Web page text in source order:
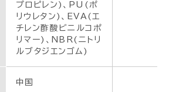
プロピレン)、PU(ポ
リウレタン)、EVA(エ
チレン酢酸ビニルコポ
リマー)、NBR(ニトリ
ルブタジエンゴム)
中国